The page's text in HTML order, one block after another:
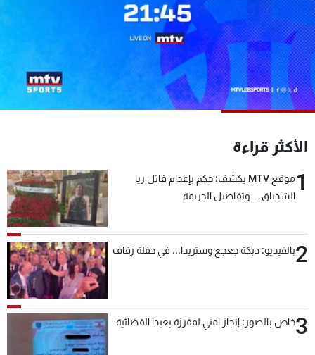
الأكثر قراءة
1
موقع MTV يكشف: حكم بإعدام قاتل ريا
الشدياق… وتفاصيل الجريمة
2بالفيديو: دبكة جعجع وستريدا... في حفلة زفاف
3خاص بالصور: إنجاز امني لمفرزة بعبدا القضائية
عن MTV
الإنـتـاج
لاعلاناتكم
وظائف
تواصل معنا
شروط الإسـتخدام
سياسة الخصوصية